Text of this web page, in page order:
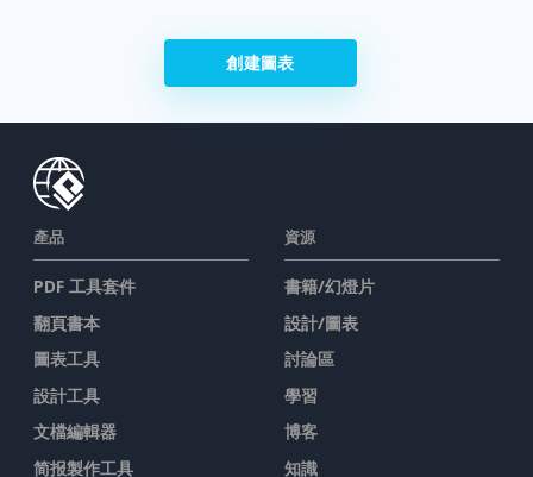
創建圖表
產品
PDF 工具套件
翻頁書本
圖表工具
設計工具
文檔編輯器
简报製作工具
資源
書籍/幻燈片
設計/圖表
討論區
學習
博客
知識